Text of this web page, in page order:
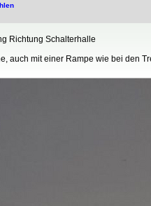
Richtung Schalterhalle
auch mit einer Rampe wie bei den